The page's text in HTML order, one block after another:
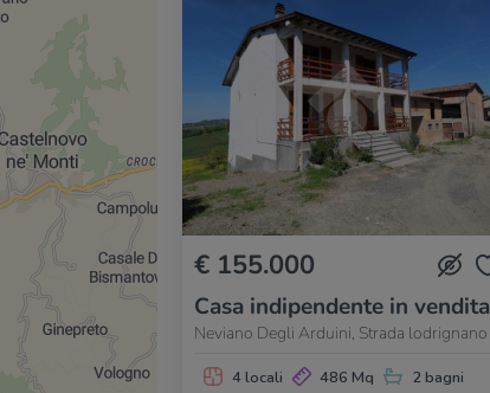
€ 155.000
Casa indipendente in vendita
Neviano Degli Arduini, Strada lodrignano
4 locali 486 Mq 2 bagni